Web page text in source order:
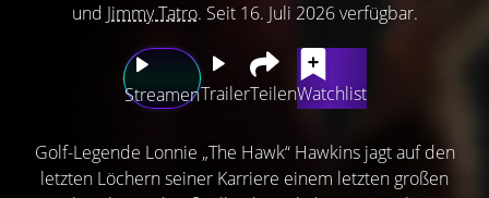
und Jimmy Tatro. Seit 16. Juli 2026 verfügbar.
StreamenTrailerTeilenWatchlist
Golf-Legende Lonnie „The Hawk“ Hawkins jagt auf den
letzten Löchern seiner Karriere einem letzten großen